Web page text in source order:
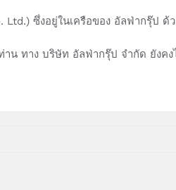
ซึ่งอยู่ในเครือของ อัลฟ่ากรุ๊ป ด้
น ทาง บริษัท อัลฟ่ากรุ๊ป จำกัด ยังค